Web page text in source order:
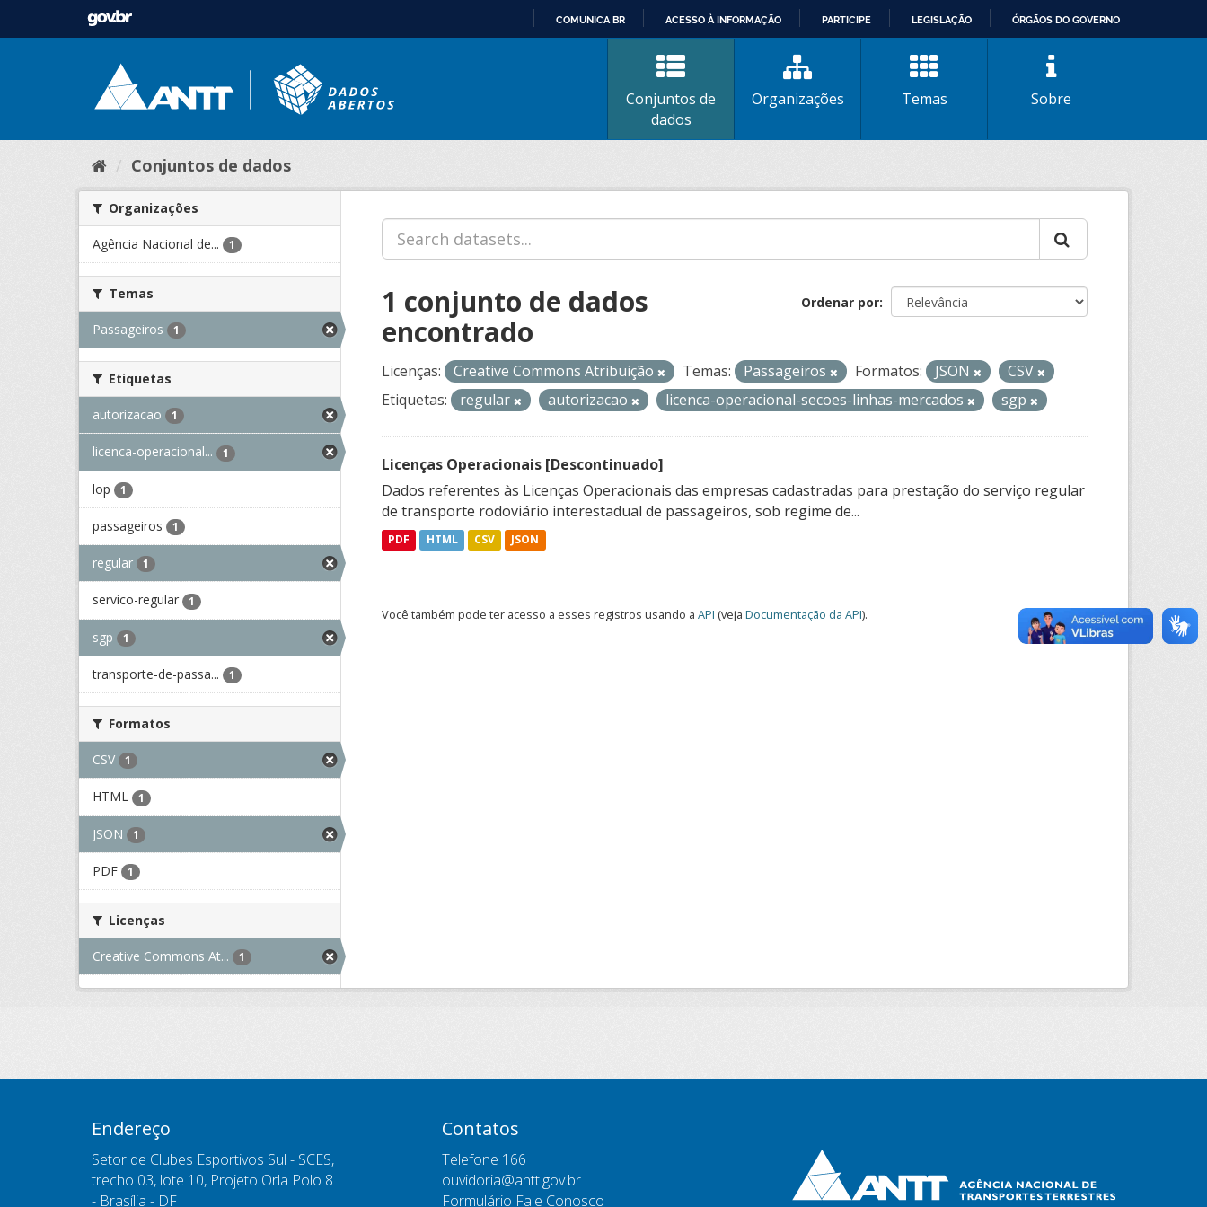
CONTEÚDO
COMUNICA BR ACESSO À INFORMAÇÃO PARTICIPE LEGISLAÇÃO ÓRGÃOS DO GOVERNO
Conjuntos de
dados
Organizações Temas Sobre
Conjuntos de dados
Organizações
Agência Nacional de... 1
Temas
Passageiros 1
Etiquetas
autorizacao 1
licenca-operacional... 1
lop 1
passageiros 1
regular 1
servico-regular 1
sgp 1
transporte-de-passa... 1
Formatos
CSV 1
HTML 1
JSON 1
PDF 1
Licenças
Creative Commons At... 1
Ordenar por
1 conjunto de dados
encontrado
Licenças: Creative Commons Atribuição Temas: Passageiros Formatos: JSON
CSV
Etiquetas:
regular autorizacao licenca-operacional-secoes-linhas-mercados sgp
Licenças Operacionais [Descontinuado]
Dados referentes às Licenças Operacionais das empresas cadastradas para prestação do serviço regular
de transporte rodoviário interestadual de passageiros, sob regime de...
PDF HTML CSV JSON
Você também pode ter acesso a esses registros usando a API (veja Documentação da API).
Endereço
Setor de Clubes Esportivos Sul - SCES,
trecho 03, lote 10, Projeto Orla Polo 8
- Brasília - DF
Contatos
Telefone 166
ouvidoria@antt.gov.br
Formulário Fale Conosco